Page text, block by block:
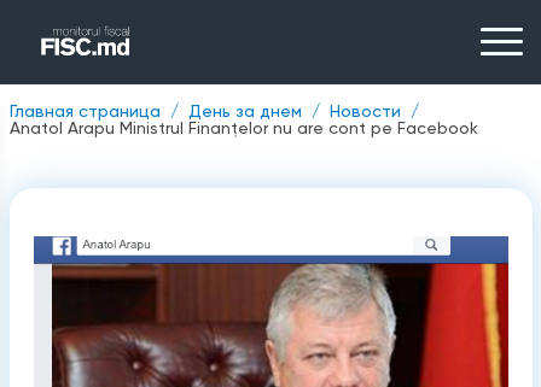
Главная страница День за днем
Новости
Anatol Arapu Ministrul Finanţelor nu are cont pe Facebook